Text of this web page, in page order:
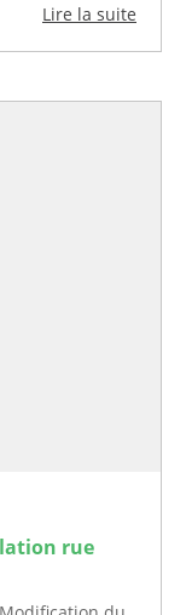
Lire la suite
rue